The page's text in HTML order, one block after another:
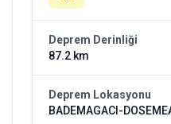
Deprem Derinliği
87.2 km
Deprem Lokasyonu
BADEMAGACI-